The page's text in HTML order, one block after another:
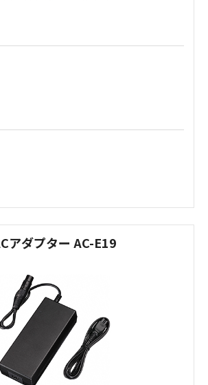
アダプター AC-E19